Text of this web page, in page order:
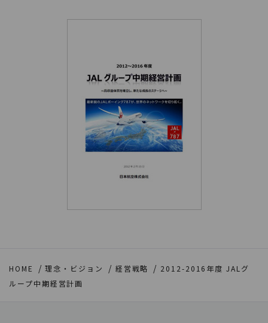
HOME 理念・ビジョン 経営戦略
2012-2016年度 JALグ
ループ中期経営計画